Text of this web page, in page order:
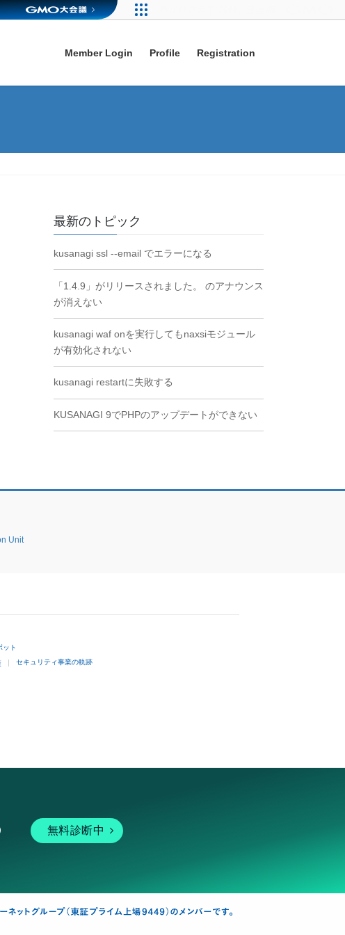
Member Login Profile Registration
最新のトピック
kusanagi ssl --email でエラーになる
「1.4.9」がリリースされました。 のアナウンス
が消えない
kusanagi waf onを実行してもnaxsiモジュール
が有効化されない
kusanagi restartに失敗する
KUSANAGI 9でPHPのアップデートができない
Unit
ット
セキュリティ事業の軌跡
無料診断中